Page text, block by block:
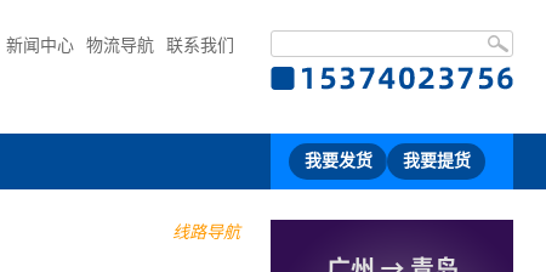
新闻中心 物流导航 联系我们
我要发货 我要提货
线路导航